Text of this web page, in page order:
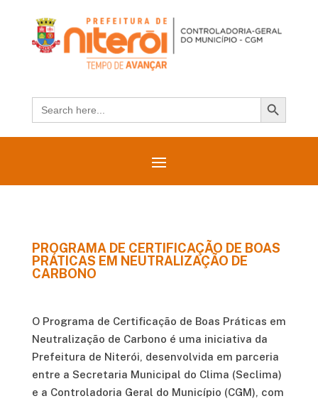
Search
for:
Search Button
PROGRAMA DE CERTIFICAÇÃO DE BOAS
PRÁTICAS EM NEUTRALIZAÇÃO DE
CARBONO
O Programa de Certificação de Boas Práticas em
Neutralização de Carbono é uma iniciativa da
Prefeitura de Niterói, desenvolvida em parceria
entre a Secretaria Municipal do Clima (Seclima)
e a Controladoria Geral do Município (CGM), com